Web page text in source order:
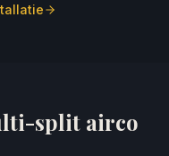
split airco